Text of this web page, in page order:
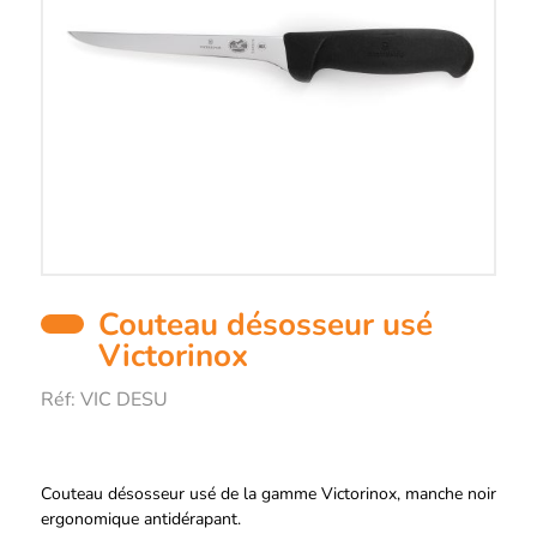
Couteau désosseur usé
Victorinox
Réf: VIC DESU
Couteau désosseur usé de la gamme Victorinox, manche noir
ergonomique antidérapant.